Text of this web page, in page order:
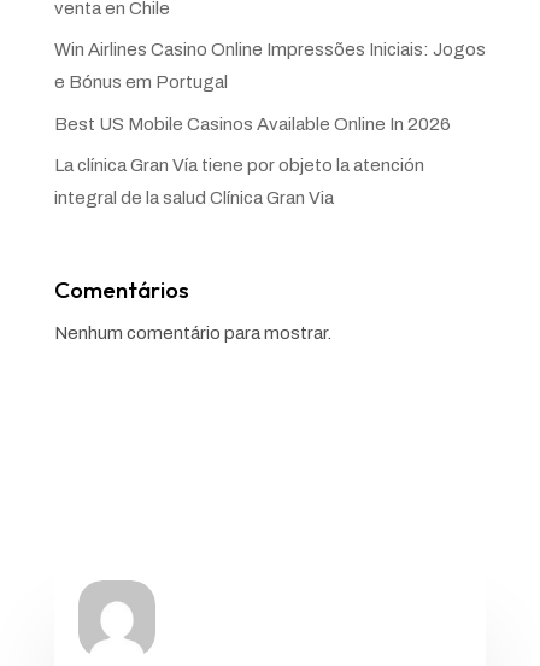
venta en Chile
Win Airlines Casino Online Impressões Iniciais: Jogos
e Bónus em Portugal
Best US Mobile Casinos Available Online In 2026
La clínica Gran Vía tiene por objeto la atención
integral de la salud Clínica Gran Via
Comentários
Nenhum comentário para mostrar.